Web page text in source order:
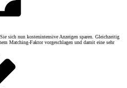
sich nun kostenintensive Anzeigen sparen. Gleichzeitig
Matching-Faktor vorgeschlagen und damit eine sehr